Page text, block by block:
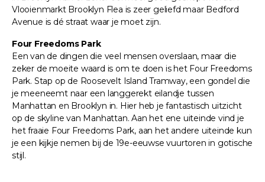
Vlooienmarkt Brooklyn Flea is zeer geliefd maar Bedford
Avenue is dé straat waar je moet zijn.
Four Freedoms Park
Een van de dingen die veel mensen overslaan, maar die
zeker de moeite waard is om te doen is het Four Freedoms
Park. Stap op de Roosevelt Island Tramway, een gondel die
je meeneemt naar een langgerekt eilandje tussen
Manhattan en Brooklyn in. Hier heb je fantastisch uitzicht
op de skyline van Manhattan. Aan het ene uiteinde vind je
het fraaie Four Freedoms Park, aan het andere uiteinde kun
je een kijkje nemen bij de 19e-eeuwse vuurtoren in gotische
stijl.